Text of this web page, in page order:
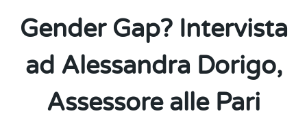
Gender Gap? Intervista
ad Alessandra Dorigo,
Assessore alle Pari